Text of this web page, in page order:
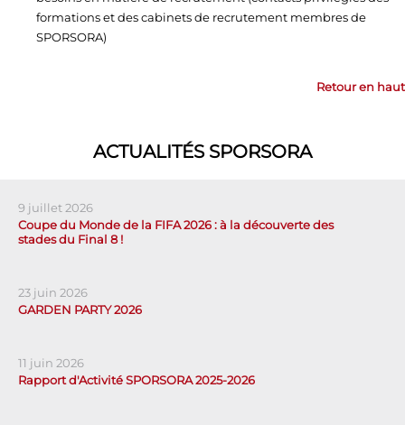
formations et des cabinets de recrutement membres de
SPORSORA)
Retour en haut
ACTUALITÉS SPORSORA
9 juillet 2026
Coupe du Monde de la FIFA 2026 : à la découverte des
stades du Final 8 !
23 juin 2026
GARDEN PARTY 2026
11 juin 2026
Rapport d'Activité SPORSORA 2025-2026